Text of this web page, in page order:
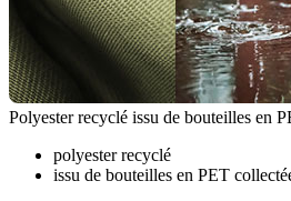
Polyester recyclé issu de bouteilles en
polyester recyclé
issu de bouteilles en PET